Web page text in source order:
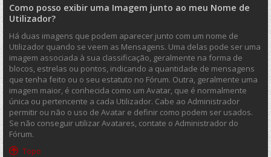
Como posso exibir uma Imagem junto ao meu Nome de
Utilizador?
Há duas imagens que podem aparecer junto com um nome de
Utilizador quando se veem as Mensagens. Uma delas pode ser uma
imagem associada à sua classificação, geralmente na forma de
blocos, estrelas ou pontos, indicando a quantidade de mensagens
que tenha feito ou o seu estatuto no Fórum. Outra, geralmente uma
imagem maior, é conhecida como um Avatar, que é normalmente
única ou pertencente a cada Utilizador. Cabe ao Administrador
permitir ou não o uso de Avatar e definir como podem ser usados.
Se não conseguir utilizar Avatares, contate o Administrador do
Fórum.
Topo